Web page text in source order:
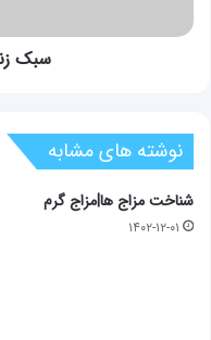
سبک
نوشته های مشابه
شناخت مزاج ها|مزاج گرم
۱۴۰۲-۱۲-۰۱